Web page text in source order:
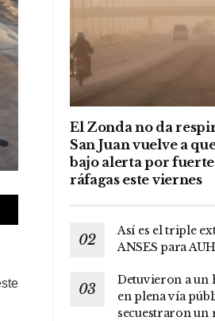
El Zonda no da
San Juan vuelve a
bajo alerta por
ráfagas este viernes
Así es el triple
ANSES para
Detuvieron a un
en plena vía
secuestraron un